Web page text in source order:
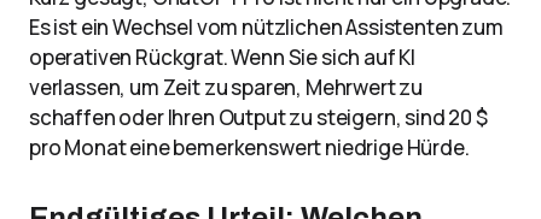
Es ist ein Wechsel vom nützlichen Assistenten zum
operativen Rückgrat. Wenn Sie sich auf KI
verlassen, um Zeit zu sparen, Mehrwert zu
schaffen oder Ihren Output zu steigern, sind 20 $
pro Monat eine bemerkenswert niedrige Hürde.